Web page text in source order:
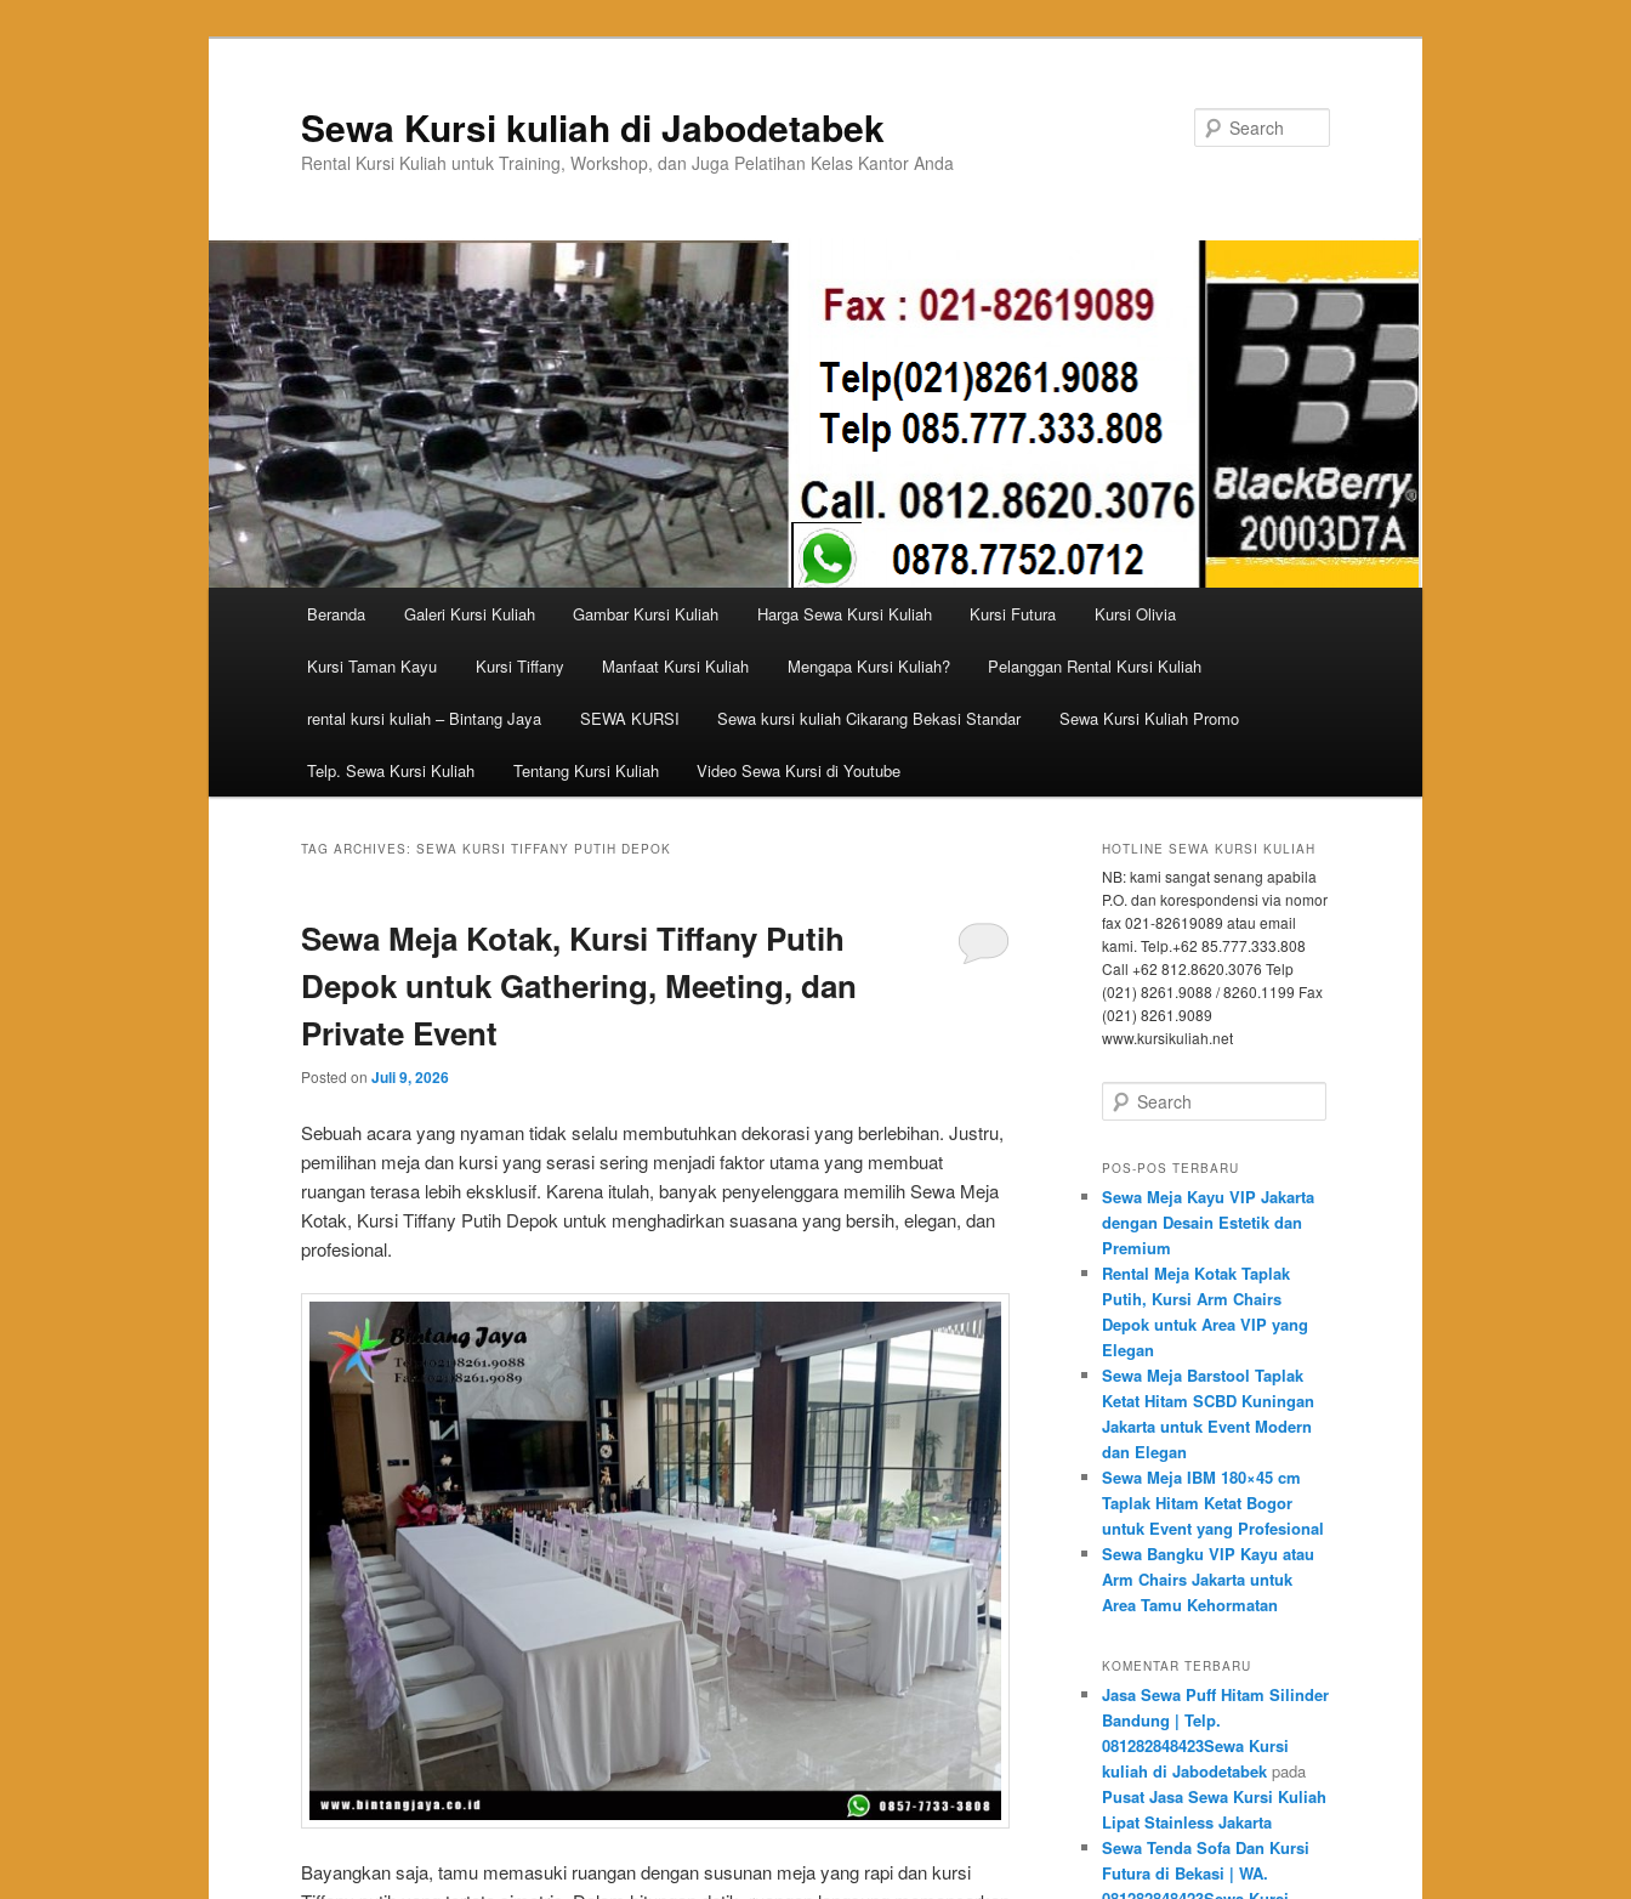
Sewa Kursi kuliah di Jabodetabek
Rental Kursi Kuliah untuk Training, Workshop, dan Juga Pelatihan Kelas Kantor Anda
Skip to primary content
Skip to secondary content
Beranda Galeri Kursi Kuliah Gambar Kursi Kuliah Harga Sewa Kursi Kuliah Kursi Futura Kursi Olivia
Kursi Taman Kayu Kursi Tiffany Manfaat Kursi Kuliah Mengapa Kursi Kuliah? Pelanggan Rental Kursi Kuliah
rental kursi kuliah – Bintang Jaya SEWA KURSI Sewa kursi kuliah Cikarang Bekasi Standar Sewa Kursi Kuliah Promo
Telp. Sewa Kursi Kuliah Tentang Kursi Kuliah Video Sewa Kursi di Youtube
TAG ARCHIVES: SEWA KURSI TIFFANY PUTIH DEPOK
Sewa Meja Kotak, Kursi Tiffany Putih
Depok untuk Gathering, Meeting, dan
Private Event
Posted on Juli 9, 2026
Sebuah acara yang nyaman tidak selalu membutuhkan dekorasi yang berlebihan. Justru,
pemilihan meja dan kursi yang serasi sering menjadi faktor utama yang membuat
ruangan terasa lebih eksklusif. Karena itulah, banyak penyelenggara memilih Sewa Meja
Kotak, Kursi Tiffany Putih Depok untuk menghadirkan suasana yang bersih, elegan, dan
profesional.
Bayangkan saja, tamu memasuki ruangan dengan susunan meja yang rapi dan kursi
HOTLINE SEWA KURSI KULIAH
NB: kami sangat senang apabila
P.O. dan korespondensi via nomor
fax 021-82619089 atau email
kami. Telp.+62 85.777.333.808
Call +62 812.8620.3076 Telp
(021) 8261.9088 / 8260.1199 Fax
(021) 8261.9089
www.kursikuliah.net
Search
POS-POS TERBARU
Sewa Meja Kayu VIP Jakarta
dengan Desain Estetik dan
Premium
Rental Meja Kotak Taplak
Putih, Kursi Arm Chairs
Depok untuk Area VIP yang
Elegan
Sewa Meja Barstool Taplak
Ketat Hitam SCBD Kuningan
Jakarta untuk Event Modern
dan Elegan
Sewa Meja IBM 180×45 cm
Taplak Hitam Ketat Bogor
untuk Event yang Profesional
Sewa Bangku VIP Kayu atau
Arm Chairs Jakarta untuk
Area Tamu Kehormatan
KOMENTAR TERBARU
Jasa Sewa Puff Hitam Silinder
Bandung | Telp.
081282848423Sewa Kursi
kuliah di Jabodetabek pada
Pusat Jasa Sewa Kursi Kuliah
Lipat Stainless Jakarta
Sewa Tenda Sofa Dan Kursi
Futura di Bekasi | WA.